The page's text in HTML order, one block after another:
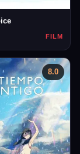
FILM
8.0